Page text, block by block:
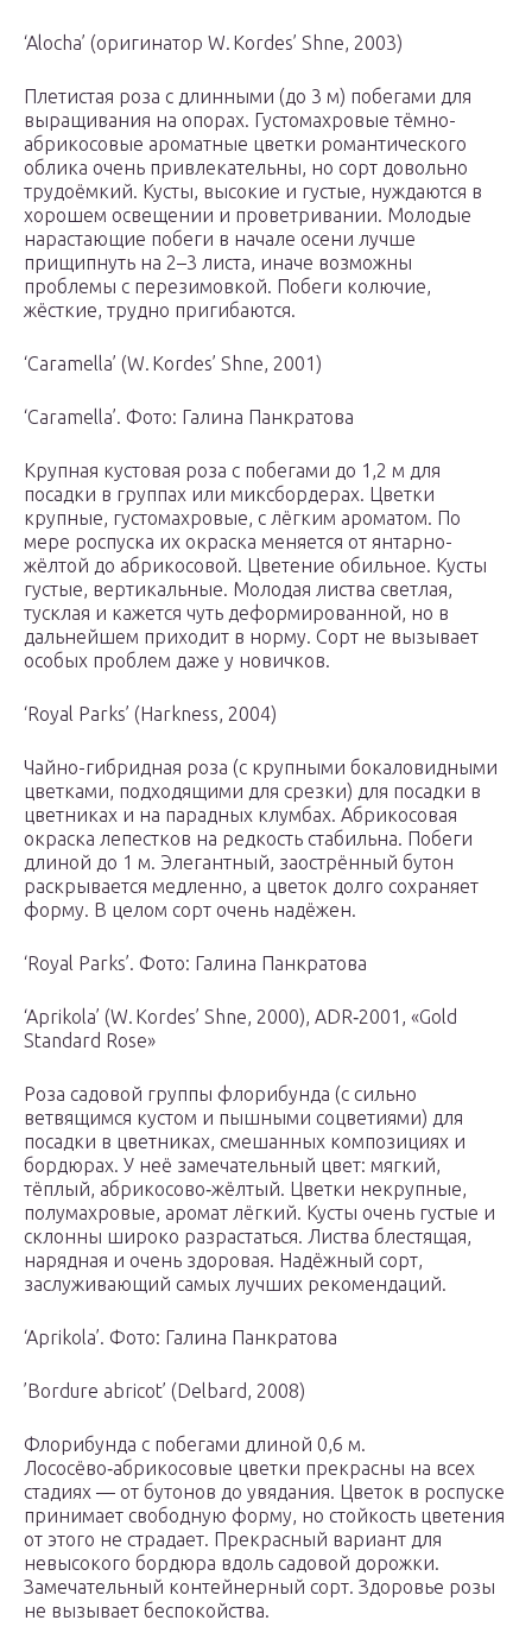
‘Alocha’ (оригинатор W. Kordes’ Shne, 2003)
Плетистая роза с длинными (до 3 м) побегами для
выращивания на опорах. Густомахровые тёмно-
абрикосовые ароматные цветки романтического
облика очень привлекательны, но сорт довольно
трудоёмкий. Кусты, высокие и густые, нуждаются в
хорошем освещении и проветривании. Молодые
нарастающие побеги в начале осени лучше
прищипнуть на 2–3 листа, иначе возможны
проблемы с перезимовкой. Побеги колючие,
жёсткие, трудно пригибаются.
‘Caramella’ (W. Kordes’ Shne, 2001)
‘Caramella’. Фото: Галина Панкратова
Крупная кустовая роза с побегами до 1,2 м для
посадки в группах или миксбордерах. Цветки
крупные, густомахровые, с лёгким ароматом. По
мере роспуска их окраска меняется от янтарно-
жёлтой до абрикосовой. Цветение обильное. Кусты
густые, вертикальные. Молодая листва светлая,
тусклая и кажется чуть деформированной, но в
дальнейшем приходит в норму. Сорт не вызывает
особых проблем даже у новичков.
‘Royal Parks’ (Harkness, 2004)
Чайно-гибридная роза (с крупными бокаловидными
цветками, подходящими для срезки) для посадки в
цветниках и на парадных клумбах. Абрикосовая
окраска лепестков на редкость стабильна. Побеги
длиной до 1 м. Элегантный, заострённый бутон
раскрывается медленно, а цветок долго сохраняет
форму. В целом сорт очень надёжен.
‘Royal Parks’. Фото: Галина Панкратова
‘Aprikola’ (W. Kordes’ Shne, 2000), ADR‑2001, «Gold
Standard Rose»
Роза садовой группы флорибунда (с сильно
ветвящимся кустом и пышными соцветиями) для
посадки в цветниках, смешанных композициях и
бордюрах. У неё замечательный цвет: мягкий,
тёплый, абрикосово‑жёлтый. Цветки некрупные,
полумахровые, аромат лёгкий. Кусты очень густые и
склонны широко разрастаться. Листва блестящая,
нарядная и очень здоровая. Надёжный сорт,
заслуживающий самых лучших рекомендаций.
‘Aprikola’. Фото: Галина Панкратова
’Bordure abricot’ (Delbard, 2008)
Флорибунда с побегами длиной 0,6 м.
Лососёво‑абрикосовые цветки прекрасны на всех
стадиях — от бутонов до увядания. Цветок в роспуске
принимает свободную форму, но стойкость цветения
от этого не страдает. Прекрасный вариант для
невысокого бордюра вдоль садовой дорожки.
Замечательный контейнерный сорт. Здоровье розы
не вызывает беспокойства.